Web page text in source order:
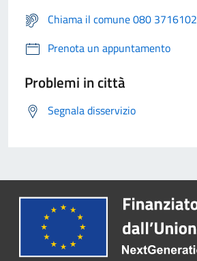
Chiama il comune 080 3716102
Prenota un appuntamento
Problemi in città
Segnala disservizio